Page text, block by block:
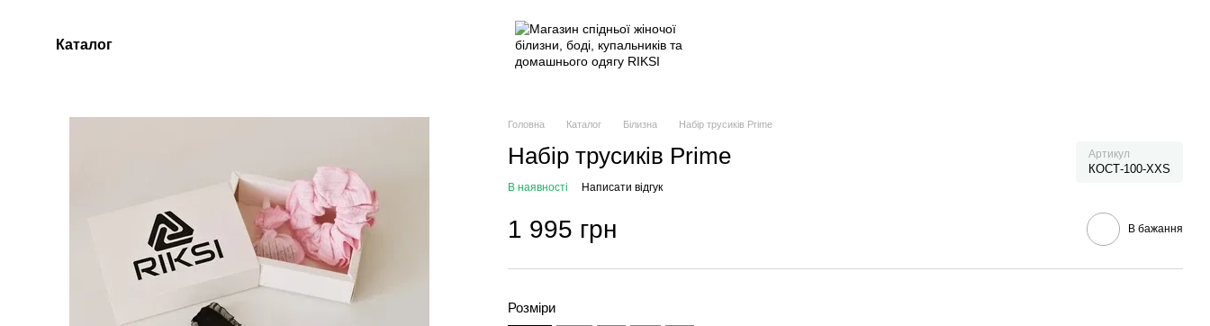
Каталог
Головна Каталог Білизна Набір трусиків Prime
Набір трусиків Prime Артикул
КОСТ-100-XXS
В наявності Написати відгук
1 995 грн В бажання
Розміри